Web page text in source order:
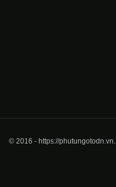
© 2016 - https://phutungotodn.vn.